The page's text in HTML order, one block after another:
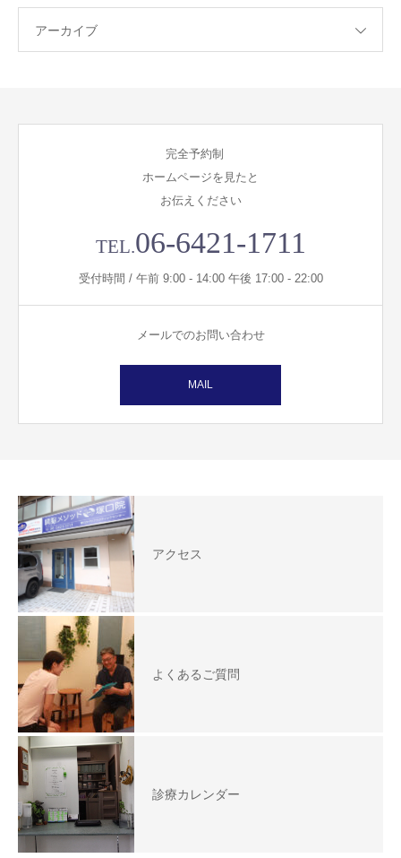
アーカイブ
完全予約制
ホームページを見たと
お伝えください
TEL.06-6421-1711
受付時間 / 午前 9:00 - 14:00 午後 17:00 - 22:00
メールでのお問い合わせ
MAIL
アクセス
よくあるご質問
診療カレンダー